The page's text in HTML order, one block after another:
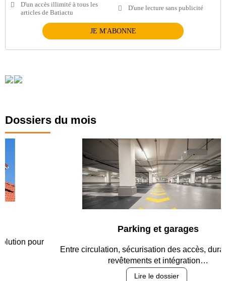
D'un accès illimité à tous les
articles de Batiactu
D'une lecture sans publicité
JE M'ABONNE
Dossiers du mois
Parking et garages
Entre circulation, sécurisation des accès, durabilité des
revêtements et intégration…